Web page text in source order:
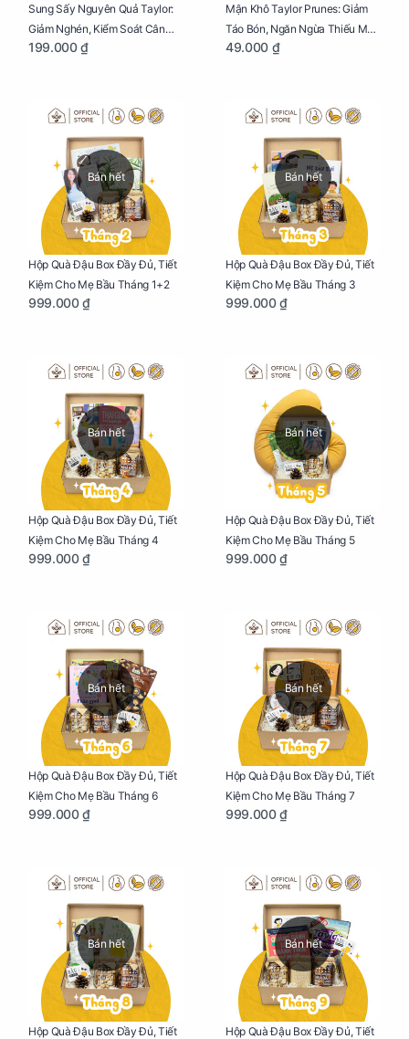
Sung Sấy Nguyên Quả Taylor:
Giảm Nghén, Kiểm Soát Cân
Nặng Cho Mẹ Bầu Túi 190g
199.000 ₫
Mận Khô Taylor Prunes: Giảm
Táo Bón, Ngăn Ngừa Thiếu Máu
Cho Mẹ Bầu Túi 50g
49.000 ₫
Bán hết
Hộp Quà Đậu Box Đầy Đủ, Tiết
Kiệm Cho Mẹ Bầu Tháng 1+2
999.000 ₫
Bán hết
Hộp Quà Đậu Box Đầy Đủ, Tiết
Kiệm Cho Mẹ Bầu Tháng 3
999.000 ₫
Bán hết
Hộp Quà Đậu Box Đầy Đủ, Tiết
Kiệm Cho Mẹ Bầu Tháng 4
999.000 ₫
Bán hết
Hộp Quà Đậu Box Đầy Đủ, Tiết
Kiệm Cho Mẹ Bầu Tháng 5
999.000 ₫
Bán hết
Hộp Quà Đậu Box Đầy Đủ, Tiết
Kiệm Cho Mẹ Bầu Tháng 6
999.000 ₫
Bán hết
Hộp Quà Đậu Box Đầy Đủ, Tiết
Kiệm Cho Mẹ Bầu Tháng 7
999.000 ₫
Bán hết
Hộp Quà Đậu Box Đầy Đủ, Tiết
Bán hết
Hộp Quà Đậu Box Đầy Đủ, Tiết